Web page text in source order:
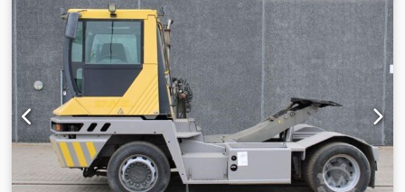
шина; Гідропідсилювач керма; Лобове скло; 2 x дорожній
просвіт/приблизно відповідно до StVZO, всесезонні шини;
Висота: 2300 мм у готовому до руху стані